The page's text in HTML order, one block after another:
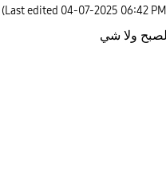
(Last edited ‎04-07-2025 06:42 PM